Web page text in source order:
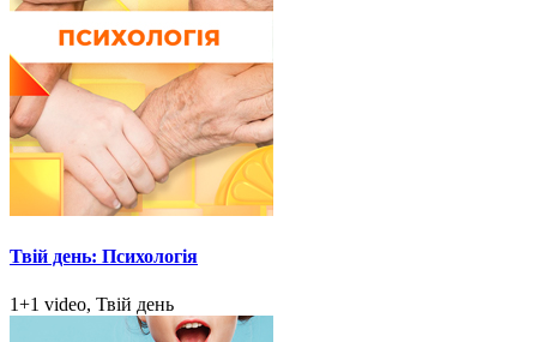
Твій день: Психологія
1+1 video, Твій день